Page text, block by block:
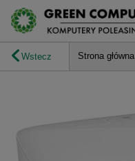
Wstecz Strona główna